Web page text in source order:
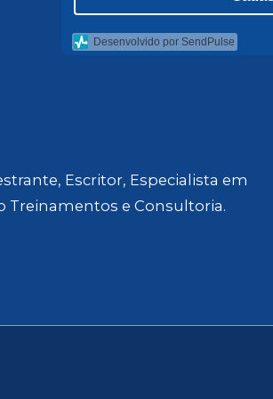
Desenvolvido por SendPulse
Escritor, Especialista em
Treinamentos e Consultoria.